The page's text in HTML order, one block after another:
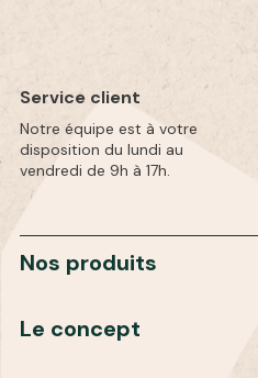
Service client
Notre équipe est à votre
disposition du lundi au
vendredi de 9h à 17h.
Nos produits
Le concept